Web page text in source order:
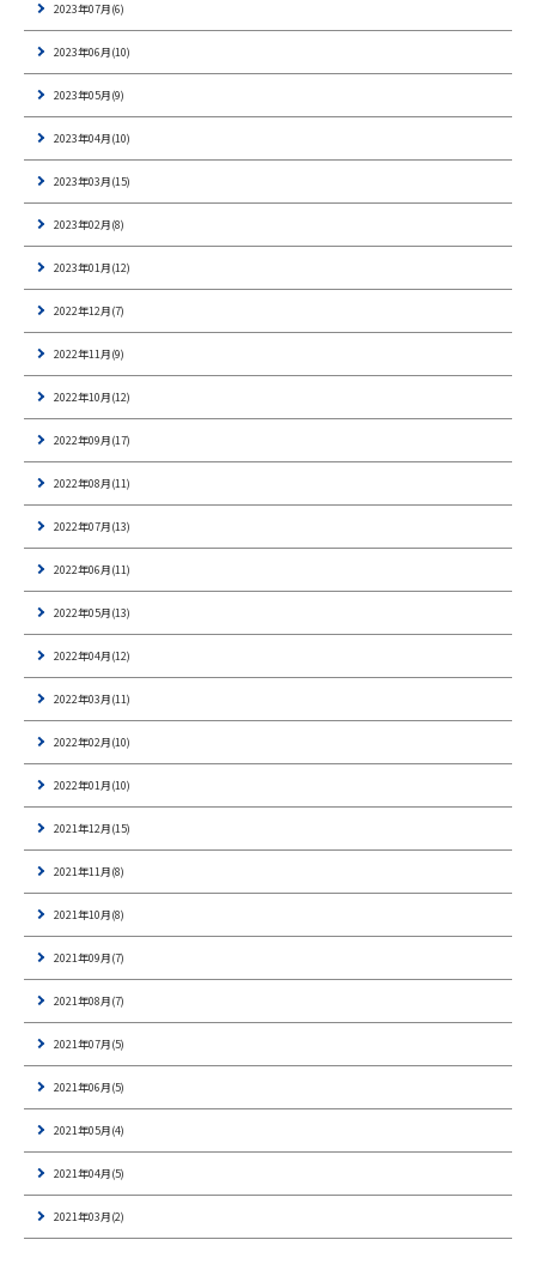
2023年07月(6)
2023年06月(10)
2023年05月(9)
2023年04月(10)
2023年03月(15)
2023年02月(8)
2023年01月(12)
2022年12月(7)
2022年11月(9)
2022年10月(12)
2022年09月(17)
2022年08月(11)
2022年07月(13)
2022年06月(11)
2022年05月(13)
2022年04月(12)
2022年03月(11)
2022年02月(10)
2022年01月(10)
2021年12月(15)
2021年11月(8)
2021年10月(8)
2021年09月(7)
2021年08月(7)
2021年07月(5)
2021年06月(5)
2021年05月(4)
2021年04月(5)
2021年03月(2)